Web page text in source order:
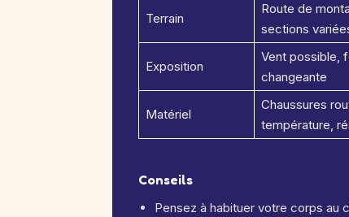
Terrain
Route de
sections
Exposition
Vent possible,
changeante
Matériel
Chaussures
température,
Conseils
Pensez à habituer votre corps au